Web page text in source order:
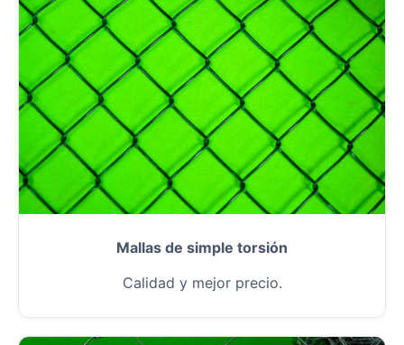
Mallas de simple torsión
Calidad y mejor precio.